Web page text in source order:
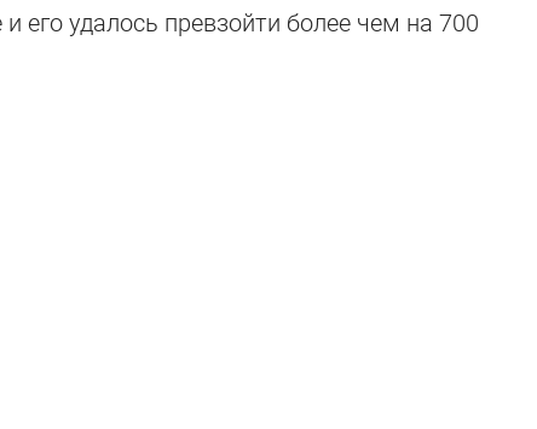
его удалось превзойти более чем на 700